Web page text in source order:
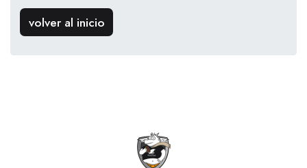
volver al inicio